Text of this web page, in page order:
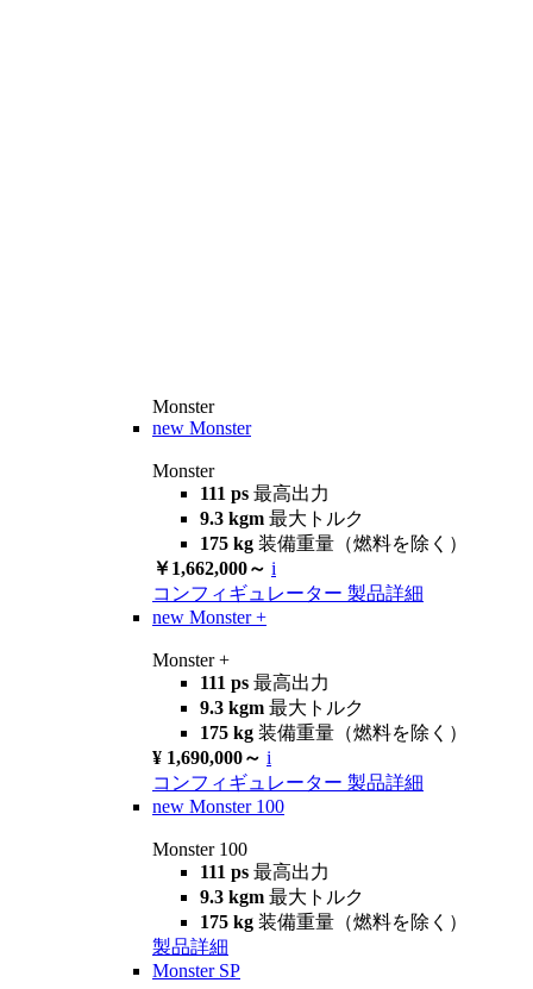
Monster
new Monster
Monster
111 ps 最高出力
9.3 kgm 最大トルク
175 kg 装備重量（燃料を除く）
￥1,662,000～ i
コンフィギュレーター 製品詳細
new Monster +
Monster +
111 ps 最高出力
9.3 kgm 最大トルク
175 kg 装備重量（燃料を除く）
¥ 1,690,000～ i
コンフィギュレーター 製品詳細
new Monster 100
Monster 100
111 ps 最高出力
9.3 kgm 最大トルク
175 kg 装備重量（燃料を除く）
製品詳細
Monster SP